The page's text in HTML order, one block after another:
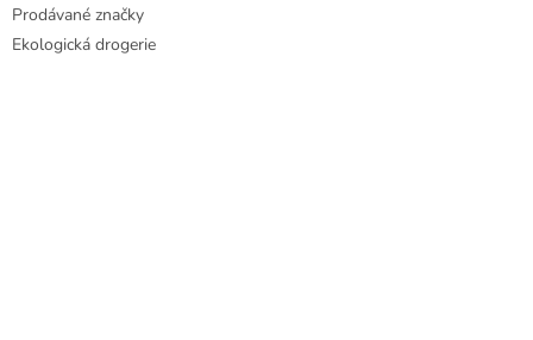
Prodávané značky
Ekologická drogerie